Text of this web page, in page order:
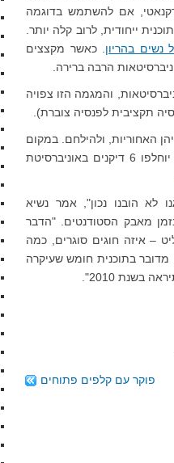
אם להשתמש בדוגמה
ייחודית, לרוב קלה יותר.
בהריון . כאשר מקצצים
הרבה ברירה.
והמגמה הזו צפויה
האחוריות, ולהילחם. במקום
זאת, הן העדיפו לקצץ, לקצץ עד יעבור זעם. בשנה הבאה יוחלפו 6 דיקנים באוניברסיטת
לא הובנו נכון", אמר נשיא
מאבק הסטודנטים. "הדבר
– איזה חוגים סוגרים, כמה
מדובר בתוכנית חומש שעיקרה
2010".
פוקר עם קלפים פתוחים